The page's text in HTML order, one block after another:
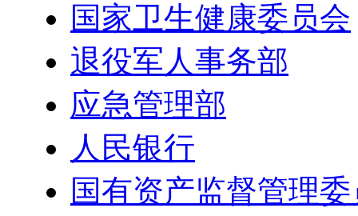
国家卫生健康委员会
退役军人事务部
应急管理部
人民银行
国有资产监督管理